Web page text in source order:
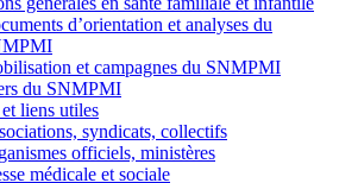
d’orientation et analyses du
et campagnes du SNMPMI
du SNMPMI
liens utiles
syndicats, collectifs
officiels, ministères
médicale et sociale